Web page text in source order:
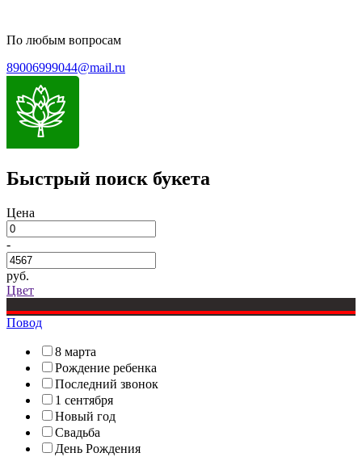
По любым вопросам
89006999044@mail.ru
Быстрый поиск букета
Цена
-
руб.
Цвет
Повод
8 марта
Рождение ребенка
Последний звонок
1 сентября
Новый год
Свадьба
День Рождения